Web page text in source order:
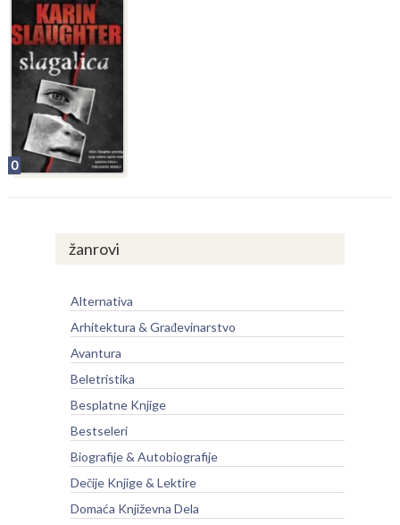
0
žanrovi
Alternativa
Arhitektura & Građevinarstvo
Avantura
Beletristika
Besplatne Knjige
Bestseleri
Biografije & Autobiografije
Dečije Knjige & Lektire
Domaća Književna Dela